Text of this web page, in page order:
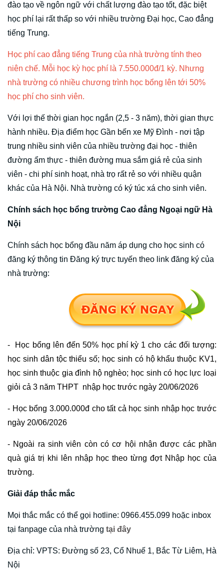
đào tạo về ngôn ngữ với chất lượng đào tạo tốt, đặc biệt
học phí lại rất thấp so với nhiều trường Đại học, Cao đẳng
tiếng Trung.
Học phí cao đẳng tiếng Trung của nhà trường tính theo
niên chế. Mỗi học kỳ học phí là 7.550.000đ/1 kỳ. Nhưng
nhà trường có nhiều chương trình học bổng lên tới 50%
học phí cho sinh viên.
Với lợi thế thời gian học ngắn (2,5 - 3 năm), thời gian thực
hành nhiều. Địa điểm học Gần bến xe Mỹ Đình - nơi tập
trung nhiều sinh viên của nhiều trường đại học - thiên
đường ẩm thực - thiên đường mua sắm giá rẻ của sinh
viên - chi phí sinh hoạt, nhà trọ rất rẻ so với nhiều quận
khác của Hà Nội. Nhà trường có ký túc xá cho sinh viên.
Chính sách học bổng trường Cao đẳng Ngoại ngữ Hà
Nội
Chính sách học bổng đầu năm áp dụng cho học sinh có
đăng ký thông tin Đăng ký trực tuyến theo link đăng ký của
nhà trường:
- Học bổng lên đến 50% học phí kỳ 1 cho các đối tượng:
học sinh dân tộc thiểu số; học sinh có hộ khẩu thuộc KV1,
học sinh thuộc gia đình hộ nghèo; học sinh có học lực loại
giỏi cả 3 năm THPT nhập học trước ngày 20/06/2026
- Học bổng 3.000.000đ cho tất cả học sinh nhập học trước
ngày 20/06/2026
- Ngoài ra sinh viên còn có cơ hội nhận được các phần
quà giá trị khi lên nhập học theo từng đợt Nhập học của
trường.
Giải đáp thắc mắc
Mọi thắc mắc có thể gọi hotline: 0966.455.099 hoặc inbox
tại fanpage của nhà trường tại đây
Địa chỉ: VPTS: Đường số 23, Cổ Nhuế 1, Bắc Từ Liêm, Hà
Nội